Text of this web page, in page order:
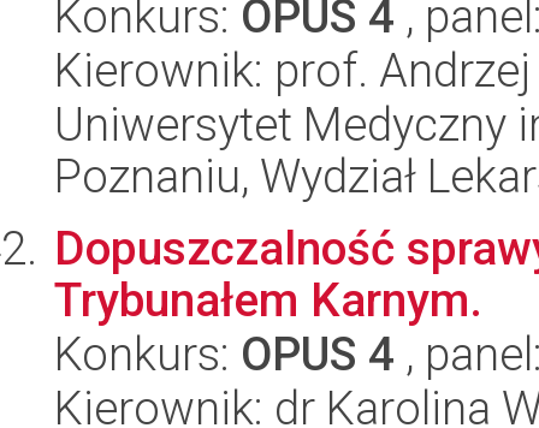
Konkurs: OPUS 4 ,
Kierownik: prof.
Uniwersytet Medyczny
Poznaniu, Wydział
Dopuszczalność
Trybunałem Karnym.
Konkurs: OPUS 4 ,
Kierownik: dr Karolina